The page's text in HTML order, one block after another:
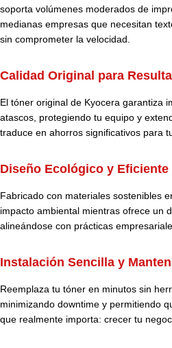
soporta volúmenes moderados de
medianas empresas que necesitan
sin comprometer la velocidad.
Calidad Original para
El tóner original de Kyocera garantiza
atascos, protegiendo tu equipo y
traduce en ahorros significativos para
Diseño Ecológico y Eficiente
Fabricado con materiales sostenibles
impacto ambiental mientras ofrece un
alineándose con prácticas
Instalación Sencilla y
Reemplaza tu tóner en minutos sin
minimizando downtime y permitiendo
que realmente importa: crecer tu